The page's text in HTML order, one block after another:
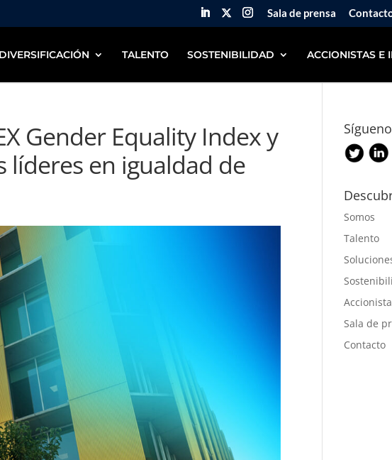
Sala de prensa
DIVERSIFICACIÓN TALENTO SOSTENIBILIDAD ACCIONISTAS E
Gender Equality Index y
líderes en igualdad de
Somos
Talento
Sala de
Contacto